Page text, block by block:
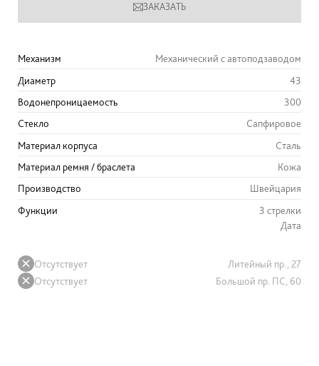
ЗАКАЗАТЬ
Механизм
Механический с автоподзаводом
Диаметр
43
Водонепроницаемость
300
Стекло
Сапфировое
Материал корпуса
Сталь
Материал ремня / браслета
Кожа
Производство
Швейцария
Функции
3 стрелки
Дата
Отсутствует
Литейный пр., 27
Отсутствует
Большой пр. ПС, 60